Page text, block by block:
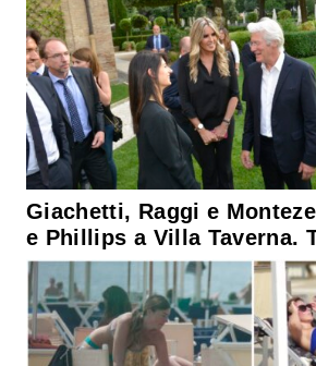
Giachetti, Raggi e
e Phillips a Villa Taverna.